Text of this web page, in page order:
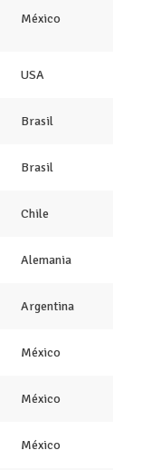
México
USA
Brasil
Brasil
Chile
Alemania
Argentina
México
México
México